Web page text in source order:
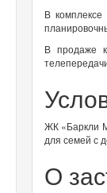
В
В продаже
ЖК «Баркли
для семей с
О